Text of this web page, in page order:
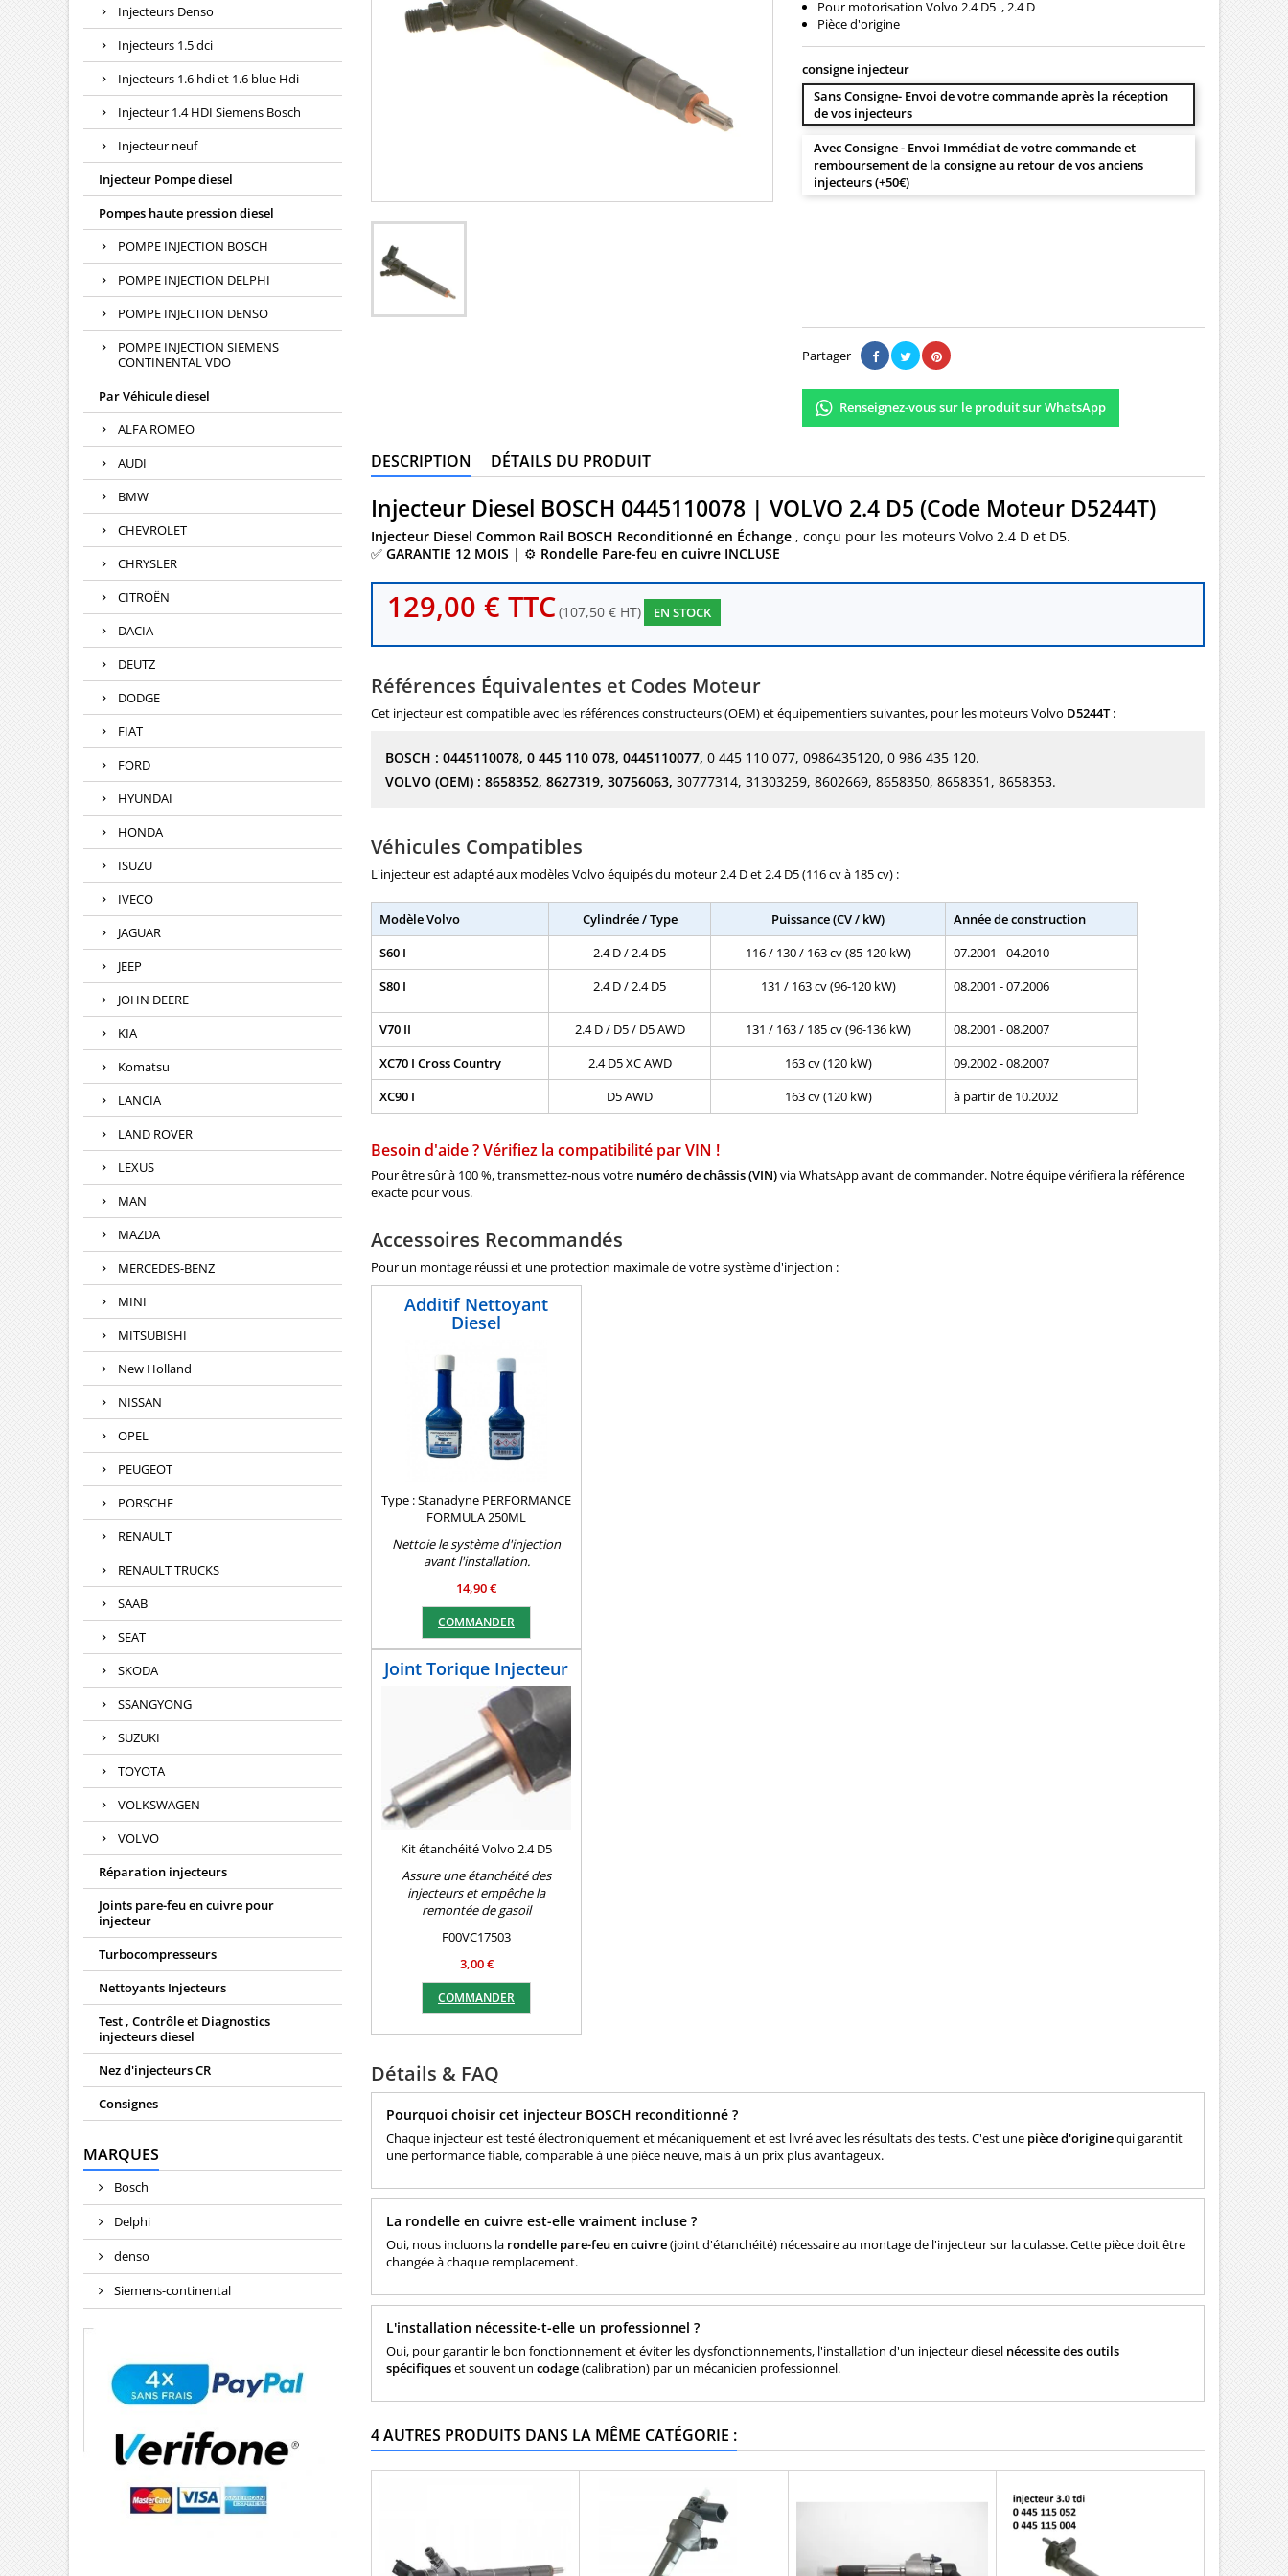
Injecteurs Denso
Injecteurs 1.5 dci
Injecteurs 1.6 hdi et 1.6 blue Hdi
Injecteur 1.4 HDI Siemens Bosch
Injecteur neuf
Injecteur Pompe diesel
Pompes haute pression diesel
POMPE INJECTION BOSCH
POMPE INJECTION DELPHI
POMPE INJECTION DENSO
POMPE INJECTION SIEMENS
CONTINENTAL VDO
Par Véhicule diesel
ALFA ROMEO
AUDI
BMW
CHEVROLET
CHRYSLER
CITROËN
DACIA
DEUTZ
DODGE
FIAT
FORD
HYUNDAI
HONDA
ISUZU
IVECO
JAGUAR
JEEP
JOHN DEERE
KIA
Komatsu
LANCIA
LAND ROVER
LEXUS
MAN
MAZDA
MERCEDES-BENZ
MINI
MITSUBISHI
New Holland
NISSAN
OPEL
PEUGEOT
PORSCHE
RENAULT
RENAULT TRUCKS
SAAB
SEAT
SKODA
SSANGYONG
SUZUKI
TOYOTA
VOLKSWAGEN
VOLVO
Réparation injecteurs
Joints pare-feu en cuivre pour
injecteur
Turbocompresseurs
Nettoyants Injecteurs
Test , Contrôle et Diagnostics
injecteurs diesel
Nez d'injecteurs CR
Consignes
MARQUES
Bosch
Delphi
denso
Siemens-continental
Pour motorisation Volvo 2.4 D5 , 2.4 D
Pièce d'origine
consigne injecteur
Sans Consigne- Envoi de votre commande après la réception
de vos injecteurs
Avec Consigne - Envoi Immédiat de votre commande et
remboursement de la consigne au retour de vos anciens
injecteurs (+50€)
Partager
Renseignez-vous sur le produit sur WhatsApp
DESCRIPTION DÉTAILS DU PRODUIT
Injecteur Diesel BOSCH 0445110078 | VOLVO 2.4 D5 (Code Moteur D5244T)
Injecteur Diesel Common Rail BOSCH Reconditionné en Échange , conçu pour les moteurs Volvo 2.4 D et D5.
✅ GARANTIE 12 MOIS | ⚙️ Rondelle Pare-feu en cuivre INCLUSE
129,00 € TTC(107,50 € HT) EN STOCK
Références Équivalentes et Codes Moteur
Cet injecteur est compatible avec les références constructeurs (OEM) et équipementiers suivantes, pour les moteurs Volvo D5244T:
BOSCH : 0445110078, 0 445 110 078, 0445110077, 0 445 110 077, 0986435120, 0 986 435 120.
VOLVO (OEM) : 8658352, 8627319, 30756063, 30777314, 31303259, 8602669, 8658350, 8658351, 8658353.
Véhicules Compatibles
L'injecteur est adapté aux modèles Volvo équipés du moteur 2.4 D et 2.4 D5 (116 cv à 185 cv) :
Modèle Volvo Cylindrée / Type Puissance (CV / kW)
Année de construction
S60 I
2.4 D / 2.4 D5 116 / 130 / 163 cv (85-120 kW)
07.2001 - 04.2010
S80 I
2.4 D / 2.4 D5 131 / 163 cv (96-120 kW) 08.2001 - 07.2006
V70 II 2.4 D / D5 / D5 AWD 131 / 163 / 185 cv (96-136 kW)
08.2001 - 08.2007
XC70 I Cross Country
2.4 D5 XC AWD 163 cv (120 kW)
09.2002 - 08.2007
XC90 I
D5 AWD 163 cv (120 kW) à partir de 10.2002
Besoin d'aide ? Vérifiez la compatibilité par VIN !
Pour être sûr à 100 %, transmettez-nous votre numéro de châssis (VIN)via WhatsApp avant de commander. Notre équipe vérifiera la référence
exacte pour vous.
Accessoires Recommandés
Pour un montage réussi et une protection maximale de votre système d'injection :
Additif Nettoyant
Diesel
Type : Stanadyne PERFORMANCE
FORMULA 250ML
Nettoie le système d'injection
avant l'installation.
14,90 €
COMMANDER
Joint Torique Injecteur
Kit étanchéité Volvo 2.4 D5
Assure une étanchéité des
injecteurs et empêche la
remontée de gasoil
F00VC17503
3,00 €
COMMANDER
Détails & FAQ
Pourquoi choisir cet injecteur BOSCH reconditionné ?
Chaque injecteur est testé électroniquement et mécaniquement et est livré avec les résultats des tests. C'est une pièce d'originequi garantit
une performance fiable, comparable à une pièce neuve, mais à un prix plus avantageux.
La rondelle en cuivre est-elle vraiment incluse ?
Oui, nous incluons la rondelle pare-feu en cuivre(joint d'étanchéité) nécessaire au montage de l'injecteur sur la culasse. Cette pièce doit être
changée à chaque remplacement.
L'installation nécessite-t-elle un professionnel ?
Oui, pour garantir le bon fonctionnement et éviter les dysfonctionnements, l'installation d'un injecteur diesel nécessite des outils
spécifiqueset souvent un codage(calibration) par un mécanicien professionnel.
4 AUTRES PRODUITS DANS LA MÊME CATÉGORIE :